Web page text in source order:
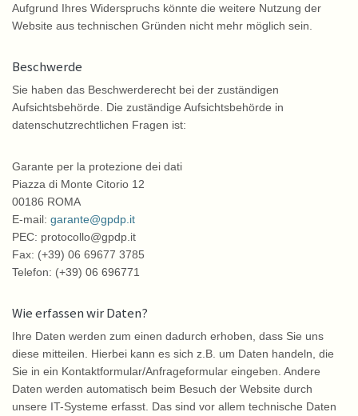
Aufgrund Ihres Widerspruchs könnte die weitere Nutzung der
Website aus technischen Gründen nicht mehr möglich sein.
Beschwerde
Sie haben das Beschwerderecht bei der zuständigen
Aufsichtsbehörde. Die zuständige Aufsichtsbehörde in
datenschutzrechtlichen Fragen ist:
Garante per la protezione dei dati
Piazza di Monte Citorio 12
00186 ROMA
E-mail: garante@gpdp.it
PEC: protocollo@gpdp.it
Fax: (+39) 06 69677 3785
Telefon: (+39) 06 696771
Wie erfassen wir Daten?
Ihre Daten werden zum einen dadurch erhoben, dass Sie uns
diese mitteilen. Hierbei kann es sich z.B. um Daten handeln, die
Sie in ein Kontaktformular/Anfrageformular eingeben. Andere
Daten werden automatisch beim Besuch der Website durch
unsere IT-Systeme erfasst. Das sind vor allem technische Daten